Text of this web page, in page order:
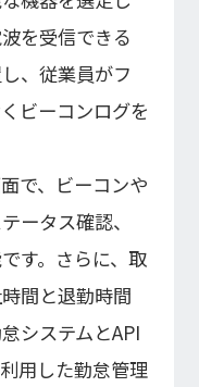
を受信できる
、従業員がフ
ビーコンログを
で、ビーコンや
ータス確認、
す。さらに、取
間と退勤時間
システムとAPI
用した勤怠管理